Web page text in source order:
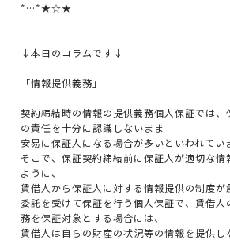
*…*★☆★
↓本日のコラムです↓
「情報提供義務」
契約締結時の情報の提供義務個人保証では
の責任を十分に認識しないまま
安易に保証人になる場合が多いといわれてい
そこで、保証契約締結前に保証人が適切な情
ように、
賃借人から保証人に対する情報提供の制度が
委託を受けて保証を行う個人保証で、賃借人
務を保証対象とする場合には、
賃借人は自らの財産の状況等の情報を提供し